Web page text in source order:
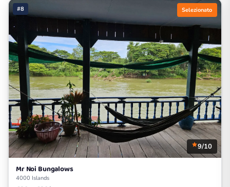
#8 Selezionato
9/10
Mr Noi Bungalows
4000 Islands